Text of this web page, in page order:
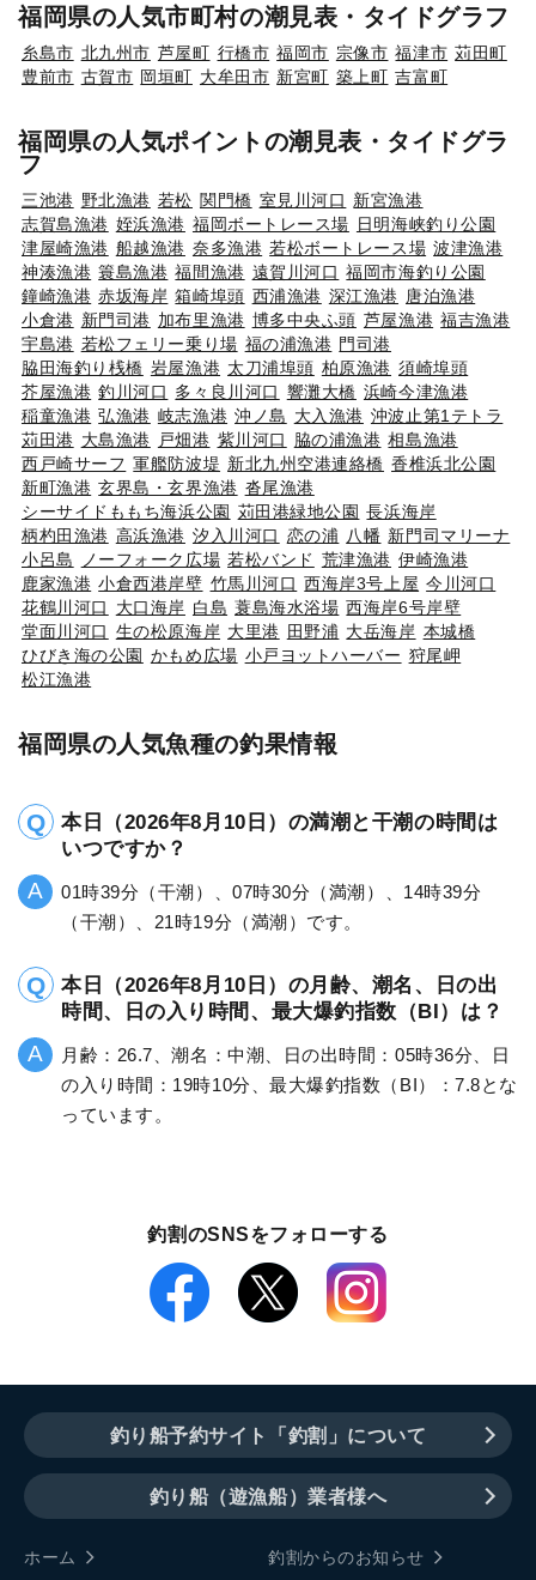
福岡県の人気市町村の潮見表・タイドグラフ
糸島市 北九州市 芦屋町 行橋市 福岡市 宗像市 福津市 苅田町
豊前市 古賀市 岡垣町 大牟田市 新宮町 築上町 吉富町
福岡県の人気ポイントの潮見表・タイドグラ
フ
三池港 野北漁港 若松 関門橋 室見川河口 新宮漁港
志賀島漁港 姪浜漁港 福岡ボートレース場 日明海峡釣り公園
津屋崎漁港 船越漁港 奈多漁港 若松ボートレース場 波津漁港
神湊漁港 簑島漁港 福間漁港 遠賀川河口 福岡市海釣り公園
鐘崎漁港 赤坂海岸 箱崎埠頭 西浦漁港 深江漁港 唐泊漁港
小倉港 新門司港 加布里漁港 博多中央ふ頭 芦屋漁港 福吉漁港
宇島港 若松フェリー乗り場 福の浦漁港 門司港
脇田海釣り桟橋 岩屋漁港 太刀浦埠頭 柏原漁港 須崎埠頭
芥屋漁港 釣川河口 多々良川河口 響灘大橋 浜崎今津漁港
稲童漁港 弘漁港 岐志漁港 沖ノ島 大入漁港 沖波止第1テトラ
苅田港 大島漁港 戸畑港 紫川河口 脇の浦漁港 相島漁港
西戸崎サーフ 軍艦防波堤 新北九州空港連絡橋 香椎浜北公園
新町漁港 玄界島・玄界漁港 沓尾漁港
シーサイドももち海浜公園 苅田港緑地公園 長浜海岸
柄杓田漁港 高浜漁港 汐入川河口 恋の浦 八幡 新門司マリーナ
小呂島
ノーフォーク広場 若松バンド 荒津漁港 伊崎漁港
鹿家漁港 小倉西港岸壁 竹馬川河口 西海岸3号上屋 今川河口
花鶴川河口
大口海岸 白島 蓑島海水浴場 西海岸6号岸壁
堂面川河口 生の松原海岸 大里港 田野浦 大岳海岸 本城橋
ひびき海の公園 かもめ広場 小戸ヨットハーバー 狩尾岬
松江漁港
福岡県の人気魚種の釣果情報
本日（2026年8月10日）の満潮と干潮の時間は
いつですか？
01時39分（干潮）、07時30分（満潮）、14時39分
（干潮）、21時19分（満潮）です。
本日（2026年8月10日）の月齢、潮名、日の出
時間、日の入り時間、最大爆釣指数（BI）は？
月齢：26.7、潮名：中潮、日の出時間：05時36分、日
の入り時間：19時10分、最大爆釣指数（BI）：7.8とな
っています。
釣割のSNSをフォローする
釣り船予約サイト「釣割」について
釣り船（遊漁船）業者様へ
ホーム
釣割からのお知らせ